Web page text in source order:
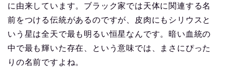
に由来しています。ブラック家では天体に関連する名
前をつける伝統があるのですが、皮肉にもシリウスと
いう星は全天で最も明るい恒星なんです。暗い血統の
中で最も輝いた存在、という意味では、まさにぴった
りの名前ですよね。